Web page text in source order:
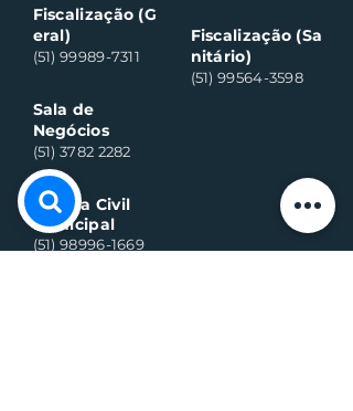
Fiscalização (G
eral)
(51) 99989-7311
Sala de
Negócios
(51) 3782 2282
Defesa Civil
Municipal
(51) 98996-1669
Fiscalização (Sa
nitário)
(51) 99564-3598